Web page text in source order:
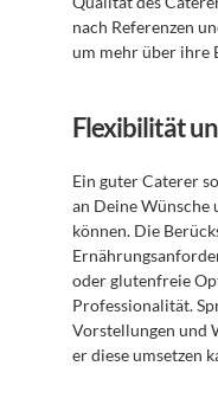
nach Referenzen
um mehr über ihre
Flexibilität
Ein guter Caterer
an Deine Wünsche
können. Die
oder glutenfreie
Professionalität.
Vorstellungen und
er diese umsetzen